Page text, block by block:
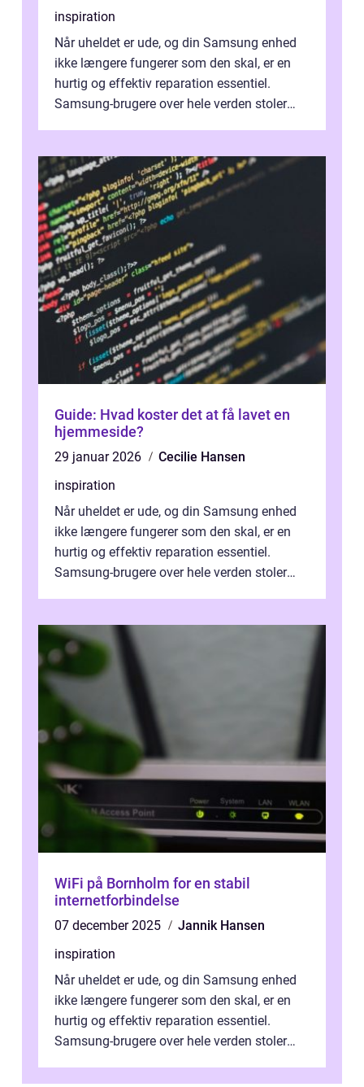
inspiration
Når uheldet er ude, og din Samsung enhed
ikke længere fungerer som den skal, er en
hurtig og effektiv reparation essentiel.
Samsung-brugere over hele verden stoler
Guide: Hvad koster det at få lavet en
hjemmeside?
29 januar 2026
Cecilie Hansen
inspiration
Når uheldet er ude, og din Samsung enhed
ikke længere fungerer som den skal, er en
hurtig og effektiv reparation essentiel.
Samsung-brugere over hele verden stoler
WiFi på Bornholm for en stabil
internetforbindelse
07 december 2025
Jannik Hansen
inspiration
Når uheldet er ude, og din Samsung enhed
ikke længere fungerer som den skal, er en
hurtig og effektiv reparation essentiel.
Samsung-brugere over hele verden stoler